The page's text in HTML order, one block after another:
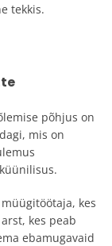
tekkis.
põhjus on
mis on
kes
kes peab
ebamugavaid